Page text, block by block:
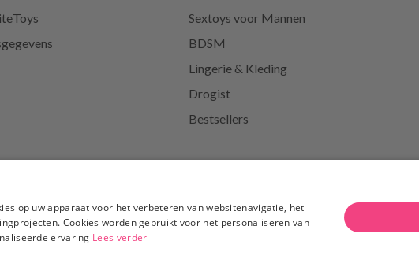
Sextoys voor Mannen
BDSM
Lingerie & Kleding
Drogist
Bestsellers
gratis verzendingvanaf €50 100% Discrete verzending
op uw apparaat voor het verbeteren van websitenavigatie, het
Cookies worden gebruikt voor het personaliseren van
ervaring Lees verder